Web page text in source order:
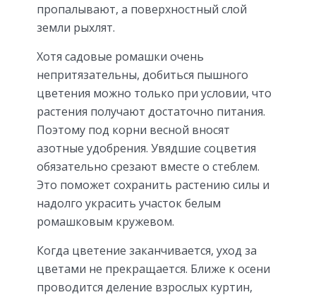
пропалывают, а поверхностный слой
земли рыхлят.
Хотя садовые ромашки очень
непритязательны, добиться пышного
цветения можно только при условии, что
растения получают достаточно питания.
Поэтому под корни весной вносят
азотные удобрения. Увядшие соцветия
обязательно срезают вместе о стеблем.
Это поможет сохранить растению силы и
надолго украсить участок белым
ромашковым кружевом.
Когда цветение заканчивается, уход за
цветами не прекращается. Ближе к осени
проводится деление взрослых куртин,